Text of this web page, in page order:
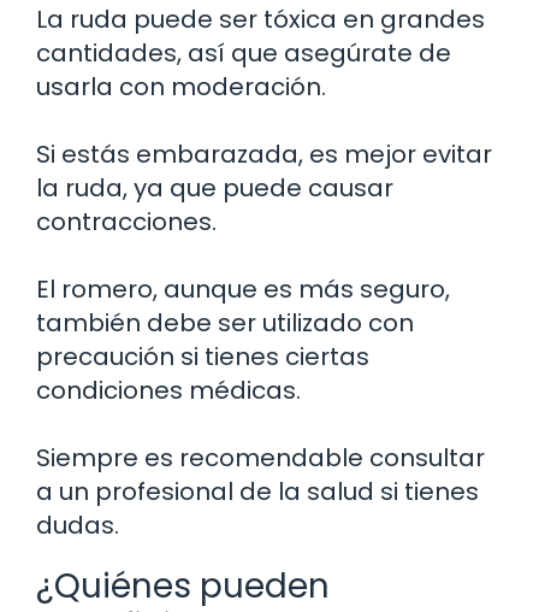
La ruda puede ser tóxica en grandes
cantidades, así que asegúrate de
usarla con moderación.
Si estás embarazada, es mejor evitar
la ruda, ya que puede causar
contracciones.
El romero, aunque es más seguro,
también debe ser utilizado con
precaución si tienes ciertas
condiciones médicas.
Siempre es recomendable consultar
a un profesional de la salud si tienes
dudas.
¿Quiénes pueden